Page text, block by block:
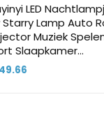
LED
Starry Lamp Auto
Muziek
Slaapkamer…